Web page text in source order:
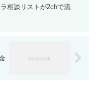
相談リストが2chで流